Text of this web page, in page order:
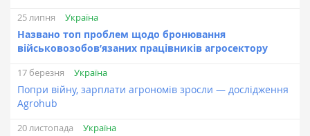
25 липня Україна
Названо топ проблем щодо бронювання
військовозобов’язаних працівників агросектору
17 березня Україна
Попри війну, зарплати агрономів зросли — дослідження
Agrohub
20 листопада Україна